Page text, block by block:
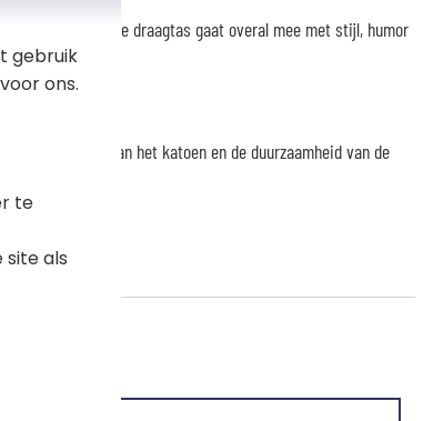
weekend : deze draagtas gaat overal mee met stijl, humor
om de kwaliteit van het katoen en de duurzaamheid van de
gebruik
ons.
te
site als